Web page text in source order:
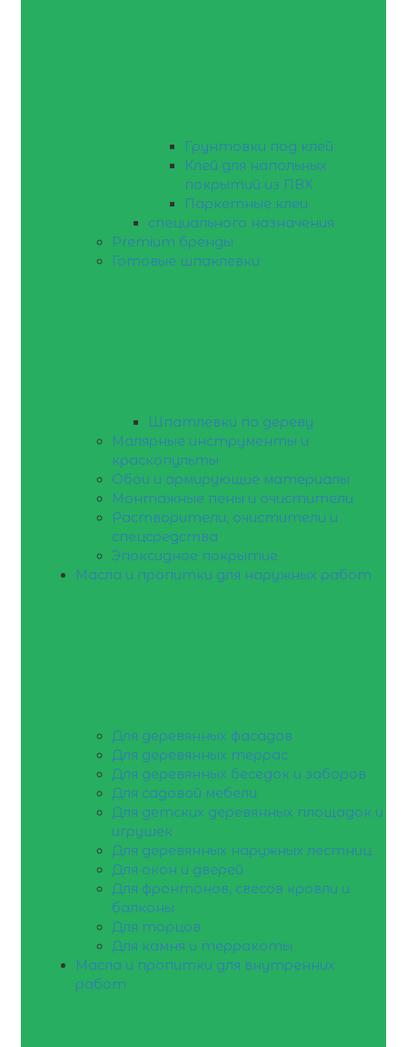
Грунтовки под клей
Клей для напольных
покрытий из ПВХ
Паркетные клеи
специального назначения
Premium бренды
Готовые шпаклевки
Шпатлевки по дереву
Малярные инструменты и
краскопульты
Обои и армирующие материалы
Монтажные пены и очистители
Растворители, очистители и
спецсредства
Эпоксидное покрытие
Масла и пропитки для наружных работ
Для деревянных фасадов
Для деревянных террас
Для деревянных беседок и заборов
Для садовой мебели
Для детских деревянных площадок и
игрушек
Для деревянных наружных лестниц
Для окон и дверей
Для фронтонов, свесов кровли и
балконы
Для торцов
Для камня и терракоты
Масла и пропитки для внутренних
работ